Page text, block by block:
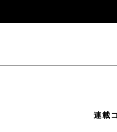
連載